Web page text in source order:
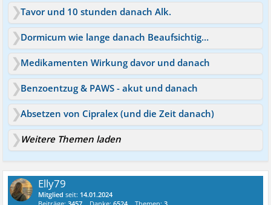
Tavor und 10 stunden danach Alk.
Dormicum wie lange danach Beaufsichtigung
Medikamenten Wirkung davor und danach
Benzoentzug & PAWS - akut und danach
Absetzen von Cipralex (und die Zeit danach)
Weitere Themen laden
Elly79
Mitglied seit: 14.01.2024